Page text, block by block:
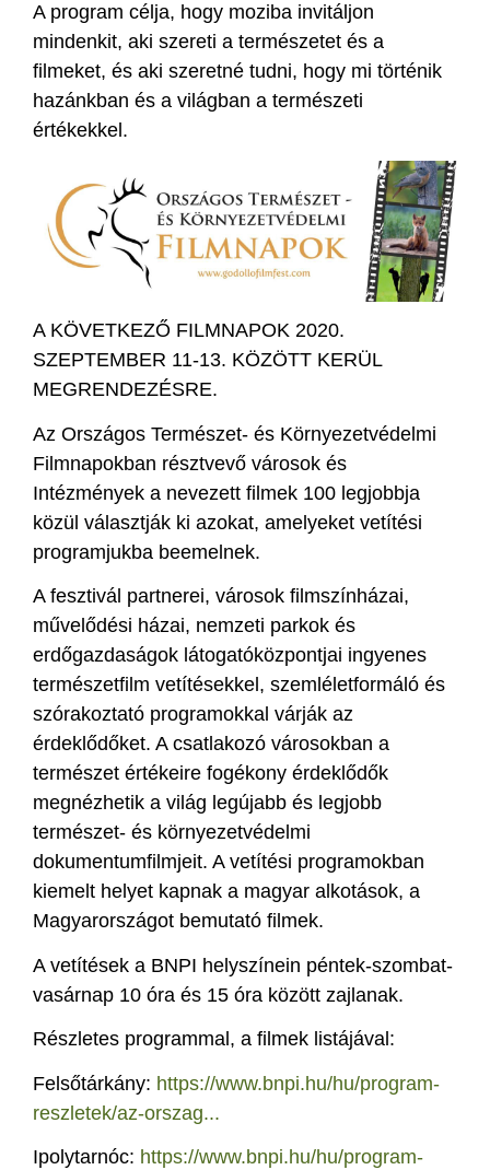
A program célja, hogy moziba invitáljon
mindenkit, aki szereti a természetet és a
filmeket, és aki szeretné tudni, hogy mi történik
hazánkban és a világban a természeti
értékekkel.
A KÖVETKEZŐ FILMNAPOK 2020.
SZEPTEMBER 11-13. KÖZÖTT KERÜL
MEGRENDEZÉSRE.
Az Országos Természet- és Környezetvédelmi
Filmnapokban résztvevő városok és
Intézmények a nevezett filmek 100 legjobbja
közül választják ki azokat, amelyeket vetítési
programjukba beemelnek.
A fesztivál partnerei, városok filmszínházai,
művelődési házai, nemzeti parkok és
erdőgazdaságok látogatóközpontjai ingyenes
természetfilm vetítésekkel, szemléletformáló és
szórakoztató programokkal várják az
érdeklődőket. A csatlakozó városokban a
természet értékeire fogékony érdeklődők
megnézhetik a világ legújabb és legjobb
természet- és környezetvédelmi
dokumentumfilmjeit. A vetítési programokban
kiemelt helyet kapnak a magyar alkotások, a
Magyarországot bemutató filmek.
A vetítések a BNPI helyszínein péntek-szombat-
vasárnap 10 óra és 15 óra között zajlanak.
Részletes programmal, a filmek listájával:
Felsőtárkány: https://www.bnpi.hu/hu/program-
reszletek/az-orszag...
Ipolytarnóc: https://www.bnpi.hu/hu/program-